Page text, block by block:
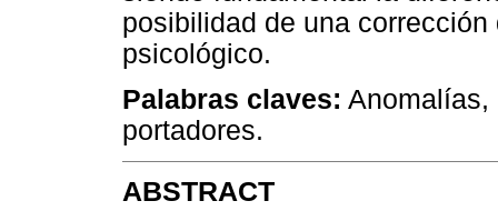
posibilidad de una
psicológico.
Palabras claves: Anomalías,
portadores.
ABSTRACT